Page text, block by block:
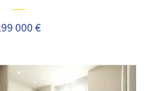
000 €